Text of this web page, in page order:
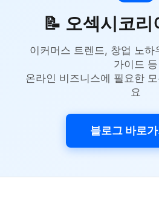
📝 오섹시코리
이커머스 트렌드, 창업 노하
가이드 등
온라인 비즈니스에 필요한
요
블로그 바로